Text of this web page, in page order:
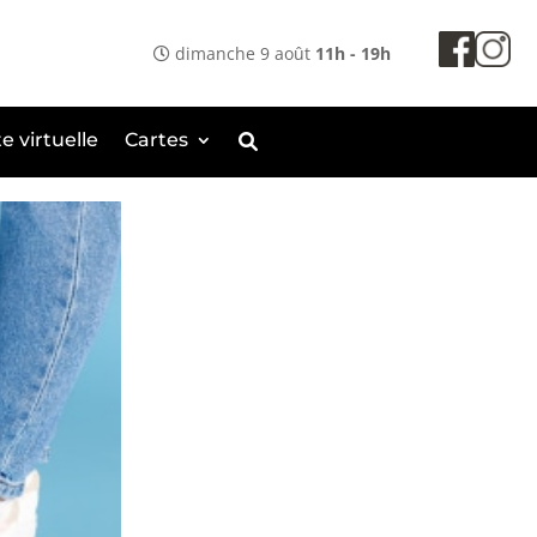
dimanche 9 août 11h - 19h
virtuelle Cartes